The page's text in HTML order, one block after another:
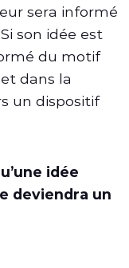
sera informé
son idée est
du motif
dans la
un dispositif
idée
deviendra un